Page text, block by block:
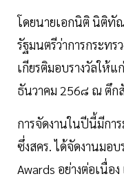
โดยนายเอกนิติ นิติทั
รัฐมนตรีว่าการกระท
เกียรติมอบรางวัลให้
ธันวาคม 256๘ ณ ตึก
การจัดงานในปีนี้มีกา
ซึ่งสคร. ได้จัดงานมอบ
Awards อย่างต่อเนื่อ